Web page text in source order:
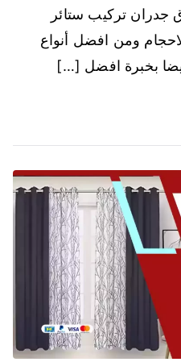
جدران تركيب ستائر
ومن افضل أنواع
بخبرة افضل […]